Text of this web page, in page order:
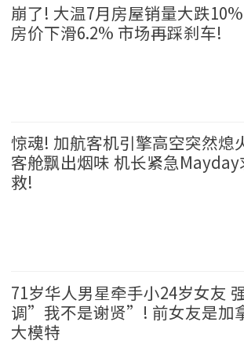
崩了! 大温7月房屋销量大跌10%
房价下滑6.2% 市场再踩刹车!
惊魂! 加航客机引擎高空突然熄
客舱飘出烟味 机长紧急Mayday
救!
71岁华人男星牵手小24岁女友
调”我不是谢贤”! 前女友是加
大模特